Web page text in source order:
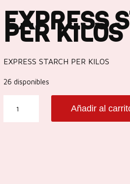
EXPRESS
PER KILOS
EXPRESS STARCH PER KILOS
26 disponibles
STARCH
Añadir al